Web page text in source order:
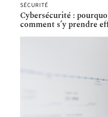
SÉCURITÉ
Cybersécurité :
comment s’y prendre